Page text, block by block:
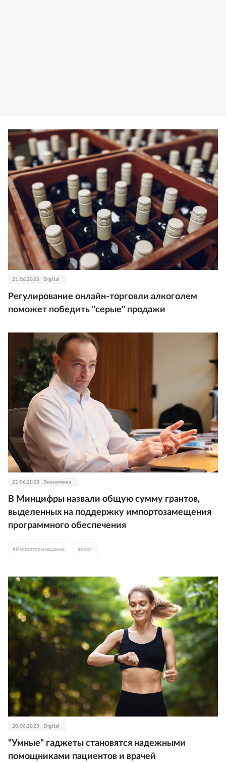
21.06.2023 Digital
Регулирование онлайн-торговли алкоголем
поможет победить "серые" продажи
21.06.2023 Экономика
В Минцифры назвали общую сумму грантов,
выделенных на поддержку импортозамещения
программного обеспечения
# Импортозамещение #софт
20.06.2023 Digital
"Умные" гаджеты становятся надежными
помощниками пациентов и врачей